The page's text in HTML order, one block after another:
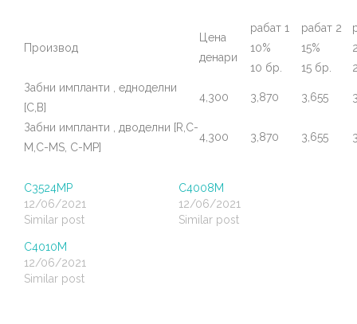
Производ
Цена
денари
рабат 1 рабат 2
10%
15%
10 бр.
15 бр.
Забни импланти , едноделни
[C,B]
4,300 3,870 3,655
Забни импланти , дводелни [R,C-
M,C-MS, C-MP]
4,300 3,870 3,655
C3524MP
12/06/2021
Similar post
C4008M
12/06/2021
Similar post
C4010M
12/06/2021
Similar post